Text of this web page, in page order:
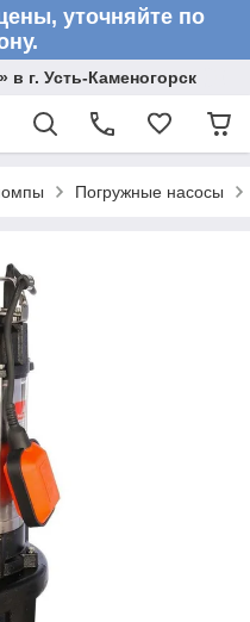
уточняйте по
г. Усть-Каменогорск
Погружные насосы